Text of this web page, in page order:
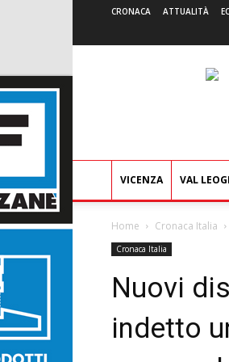
CRONACA ATTUALITÀ
VICENZA VAL
Home Cronaca Italia
Cronaca Italia
Nuovi
indetto